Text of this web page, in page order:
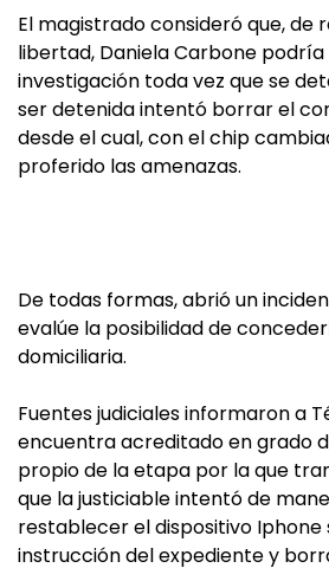
El magistrado consideró que, de
libertad, Daniela Carbone
investigación toda vez que se
ser detenida intentó borrar el
desde el cual, con el chip
proferido las amenazas.
De todas formas, abrió un
evalúe la posibilidad de
domiciliaria.
Fuentes judiciales informaron a
encuentra acreditado en grado
propio de la etapa por la que
que la justiciable intentó de
restablecer el dispositivo
instrucción del expediente y